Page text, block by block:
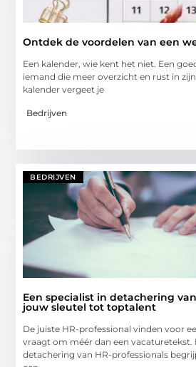
Ontdek de voordelen van een
Een kalender, wie kent het niet. Een
iemand die meer overzicht en rust in
kalender vergeet je
Bedrijven
BEDRIJVEN
Een specialist in detachering
jouw sleutel tot toptalent
De juiste HR-professional vinden voor
vraagt om méér dan een vacaturetekst.
detachering van HR-professionals